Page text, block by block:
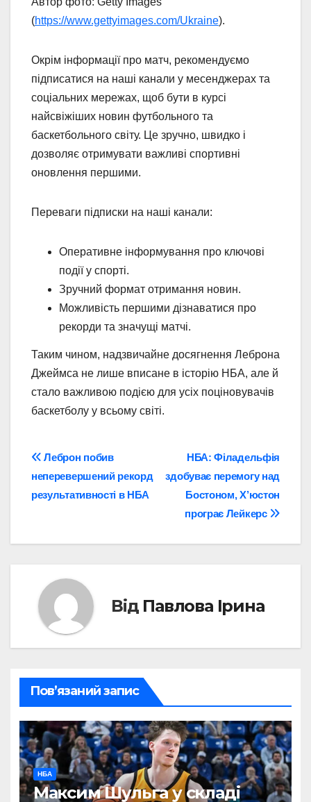
(https://www.gettyimages.com/Ukraine).
Окрім інформації про матч, рекомендуємо
підписатися на наші канали у месенджерах та
соціальних мережах, щоб бути в курсі
найсвіжіших новин футбольного та
баскетбольного світу. Це зручно, швидко і
дозволяє отримувати важливі спортивні
оновлення першими.
Переваги підписки на наші канали:
Оперативне інформування про ключові
події у спорті.
Зручний формат отримання новин.
Можливість першими дізнаватися про
рекорди та значущі матчі.
Таким чином, надзвичайне досягнення Леброна
Джеймса не лише вписане в історію НБА, але й
стало важливою подією для усіх поціновувачів
баскетболу у всьому світі.
Навігація
записів
НБА: Філадельфія
здобуває перемогу над
Бостоном, Х’юстон
програє Лейкерс
Леброн побив
неперевершений рекорд
результативності в НБА
Від Павлова Ірина
Пов’язаний запис
НБА
Максим Шульга у складі